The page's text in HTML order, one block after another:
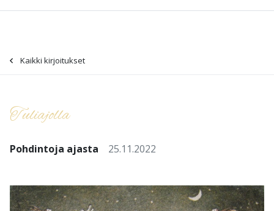
Kaikki kirjoitukset
Tuliajolla
Pohdintoja ajasta 25.11.2022